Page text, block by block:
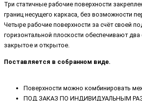
Три статичные рабочие поверхности
границ несущего каркаса, без возможности
Четыре рабочие поверхности за счёт своей
горизонтальной плоскости обеспечивают два
закрытое и открытое.
Поставляется в собранном виде.
Поверхности можно комбинировать
ПОД ЗАКАЗ ПО ИНДИВИДУАЛЬНЫМ